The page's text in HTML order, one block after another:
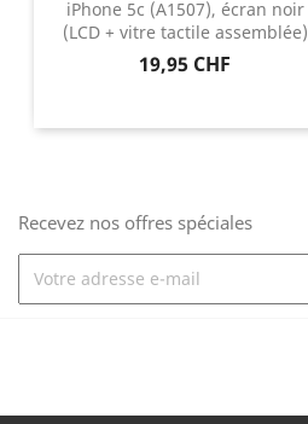
iPhone 5c (A1507), écran noir
(LCD + vitre tactile assemblée)
Prix
19,95 CHF
Recevez nos offres spéciales